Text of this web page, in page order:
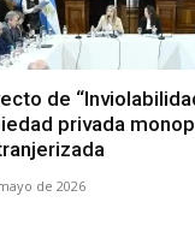
de
privada
de 2026